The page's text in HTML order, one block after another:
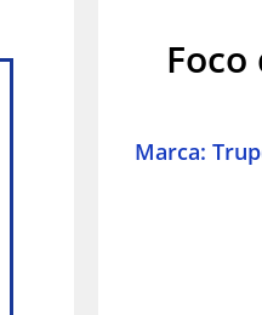
Foco
Marca: